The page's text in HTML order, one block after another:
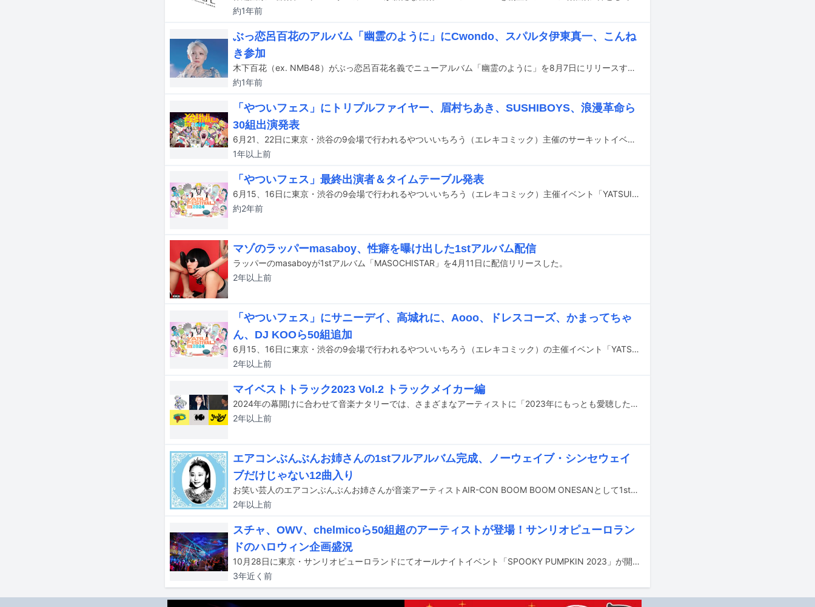
約1年前
ぶっ恋呂百花のアルバム「幽霊のように」にCwondo、スパルタ伊東真一、こんね
き参加
木下百花（ex. NMB48）がぶっ恋呂百花名義でニューアルバム「幽霊のように」を8月7日にリリースする。
約1年前
「やついフェス」にトリプルファイヤー、眉村ちあき、SUSHIBOYS、浪漫革命ら
30組出演発表
6月21、22日に東京・渋谷の9会場で行われるやついいちろう（エレキコミック）主催のサーキットイベント「YATSUI FESTIVAL! 2025」の出演アーティスト第2弾が発表された。
1年以上前
「やついフェス」最終出演者＆タイムテーブル発表
6月15、16日に東京・渋谷の9会場で行われるやついいちろう（エレキコミック）主催イベント「YATSUI FESTIVAL! 2024」の最終出演アーティストおよびタイムテーブルが発表された。
約2年前
マゾのラッパーmasaboy、性癖を曝け出した1stアルバム配信
ラッパーのmasaboyが1stアルバム「MASOCHISTAR」を4月11日に配信リリースした。
2年以上前
「やついフェス」にサニーデイ、高城れに、Aooo、ドレスコーズ、かまってちゃ
ん、DJ KOOら50組追加
6月15、16日に東京・渋谷の9会場で行われるやついいちろう（エレキコミック）の主催イベント「YATSUI FESTIVAL! 2024」の第4弾出演アーティストが発表された。
2年以上前
マイベストトラック2023 Vol.2 トラックメイカー編
2024年の幕開けに合わせて音楽ナタリーでは、さまざまなアーティストに「2023年にもっとも愛聴した3曲」を聞くアンケート企画を実施。回答者のジャンルごとに分けた全8本の記事を公開していく。今回は「トラックメイカー編」として、Aiobahn、佐々木喫茶、柴田（パソコン音楽クラブ）、CHOBO CURRY、原口沙輔、yonkey（Klang Ruler）が選んだ2023年の3曲を紹介する。
2年以上前
エアコンぶんぶんお姉さんの1stフルアルバム完成、ノーウェイブ・シンセウェイ
ブだけじゃない12曲入り
お笑い芸人のエアコンぶんぶんお姉さんが音楽アーティストAIR-CON BOOM BOOM ONESANとして1stアルバム「AIR-CON BOOM BOOM ONESAN REPUBLIC」を2月21日にリリースする。
2年以上前
スチャ、OWV、chelmicoら50組超のアーティストが登場！サンリオピューロラン
ドのハロウィン企画盛況
10月28日に東京・サンリオピューロランドにてオールナイトイベント「SPOOKY PUMPKIN 2023」が開催された。コロナ禍でのオンライン配信などを経て、4年ぶりの有観客開催で行われた本イベントには総勢50組以上のアーティストが出演。ピューロランド内に設置された5つのステージでパフォーマンスを繰り広げた。
3年近く 前